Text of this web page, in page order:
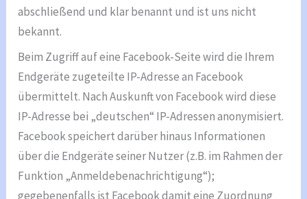
abschließend und klar benannt und ist uns nicht
bekannt.
Beim Zugriff auf eine Facebook-Seite wird die Ihrem
Endgeräte zugeteilte IP-Adresse an Facebook
übermittelt. Nach Auskunft von Facebook wird diese
IP-Adresse bei „deutschen“ IP-Adressen anonymisiert.
Facebook speichert darüber hinaus Informationen
über die Endgeräte seiner Nutzer (z.B. im Rahmen der
Funktion „Anmeldebenachrichtigung“);
gegebenenfalls ist Facebook damit eine Zuordnung